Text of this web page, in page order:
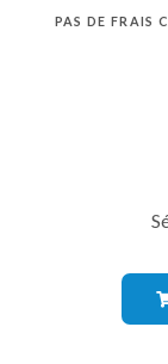
PAS DE FRAIS